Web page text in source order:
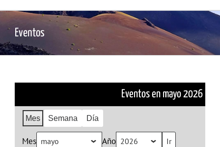
Eventos
Eventos en mayo 2026
Mes Semana Día
Mes Año